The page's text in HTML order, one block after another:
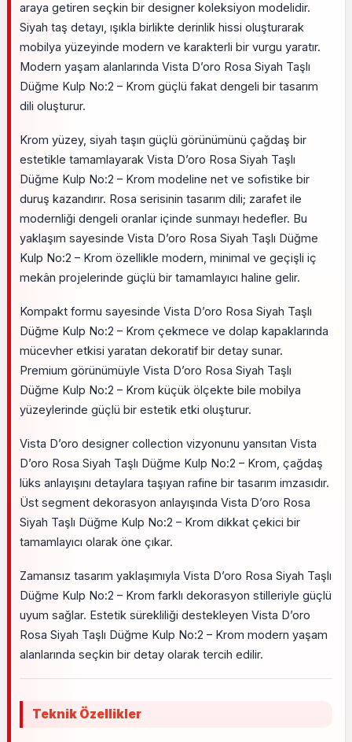
araya getiren seçkin bir designer koleksiyon modelidir.
Siyah taş detayı, ışıkla birlikte derinlik hissi oluşturarak
mobilya yüzeyinde modern ve karakterli bir vurgu yaratır.
Modern yaşam alanlarında Vista D’oro Rosa Siyah Taşlı
Düğme Kulp No:2 – Krom güçlü fakat dengeli bir tasarım
dili oluşturur.
Krom yüzey, siyah taşın güçlü görünümünü çağdaş bir
estetikle tamamlayarak Vista D’oro Rosa Siyah Taşlı
Düğme Kulp No:2 – Krom modeline net ve sofistike bir
duruş kazandırır. Rosa serisinin tasarım dili; zarafet ile
modernliği dengeli oranlar içinde sunmayı hedefler. Bu
yaklaşım sayesinde Vista D’oro Rosa Siyah Taşlı Düğme
Kulp No:2 – Krom özellikle modern, minimal ve geçişli iç
mekân projelerinde güçlü bir tamamlayıcı haline gelir.
Kompakt formu sayesinde Vista D’oro Rosa Siyah Taşlı
Düğme Kulp No:2 – Krom çekmece ve dolap kapaklarında
mücevher etkisi yaratan dekoratif bir detay sunar.
Premium görünümüyle Vista D’oro Rosa Siyah Taşlı
Düğme Kulp No:2 – Krom küçük ölçekte bile mobilya
yüzeylerinde güçlü bir estetik etki oluşturur.
Vista D’oro designer collection vizyonunu yansıtan Vista
D’oro Rosa Siyah Taşlı Düğme Kulp No:2 – Krom, çağdaş
lüks anlayışını detaylara taşıyan rafine bir tasarım imzasıdır.
Üst segment dekorasyon anlayışında Vista D’oro Rosa
Siyah Taşlı Düğme Kulp No:2 – Krom dikkat çekici bir
tamamlayıcı olarak öne çıkar.
Zamansız tasarım yaklaşımıyla Vista D’oro Rosa Siyah Taşlı
Düğme Kulp No:2 – Krom farklı dekorasyon stilleriyle güçlü
uyum sağlar. Estetik sürekliliği destekleyen Vista D’oro
Rosa Siyah Taşlı Düğme Kulp No:2 – Krom modern yaşam
alanlarında seçkin bir detay olarak tercih edilir.
Teknik Özellikler